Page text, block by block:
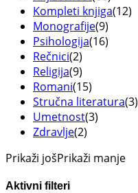
Kompleti knjiga(12)
Monografije(9)
Psihologija(16)
Rečnici(2)
Religija(9)
Romani(15)
Stručna literatura(3)
Umetnost(3)
Zdravlje(2)
Prikaži jošPrikaži manje
Aktivni filteri